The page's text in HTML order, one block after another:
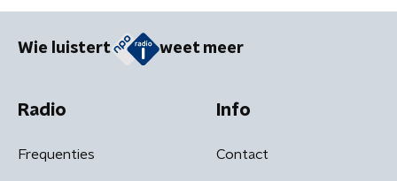
Wie luistert weet meer
Radio
Frequenties
Info
Contact